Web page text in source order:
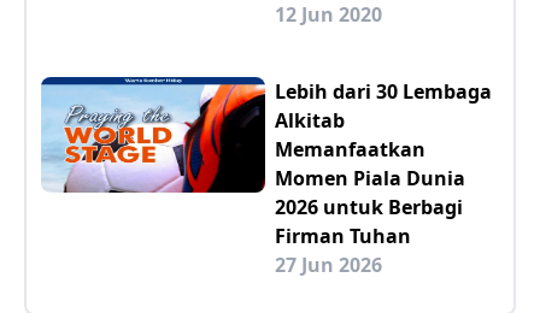
12 Jun 2020
Lebih dari 30 Lembaga
Alkitab
Memanfaatkan
Momen Piala Dunia
2026 untuk Berbagi
Firman Tuhan
27 Jun 2026